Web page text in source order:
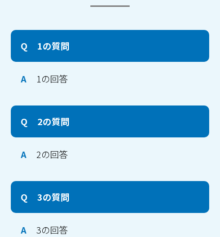
Q 1の質問
A 1の回答
Q 2の質問
A 2の回答
Q 3の質問
A 3の回答